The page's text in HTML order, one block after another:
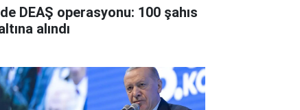
DEAŞ operasyonu: 100 şahıs
alındı